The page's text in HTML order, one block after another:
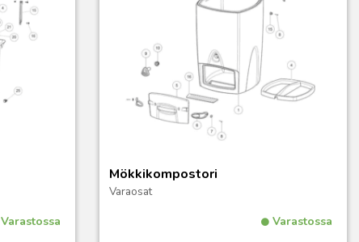
Varastossa
Mökkikompostori
Varaosat
Varastossa